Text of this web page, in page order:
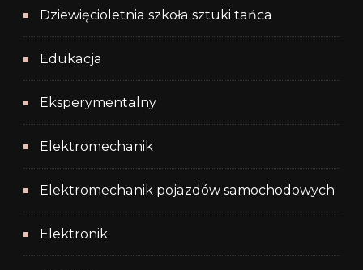
Dziewięcioletnia szkoła sztuki tańca
Edukacja
Eksperymentalny
Elektromechanik
Elektromechanik pojazdów samochodowych
Elektronik